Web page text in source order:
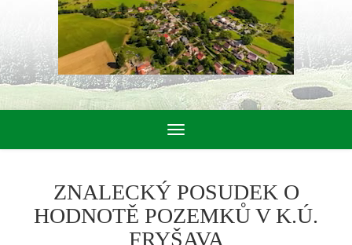
Toggle
navigation
ZNALECKÝ POSUDEK O
HODNOTĚ POZEMKŮ V K.Ú.
FRYŠAVA